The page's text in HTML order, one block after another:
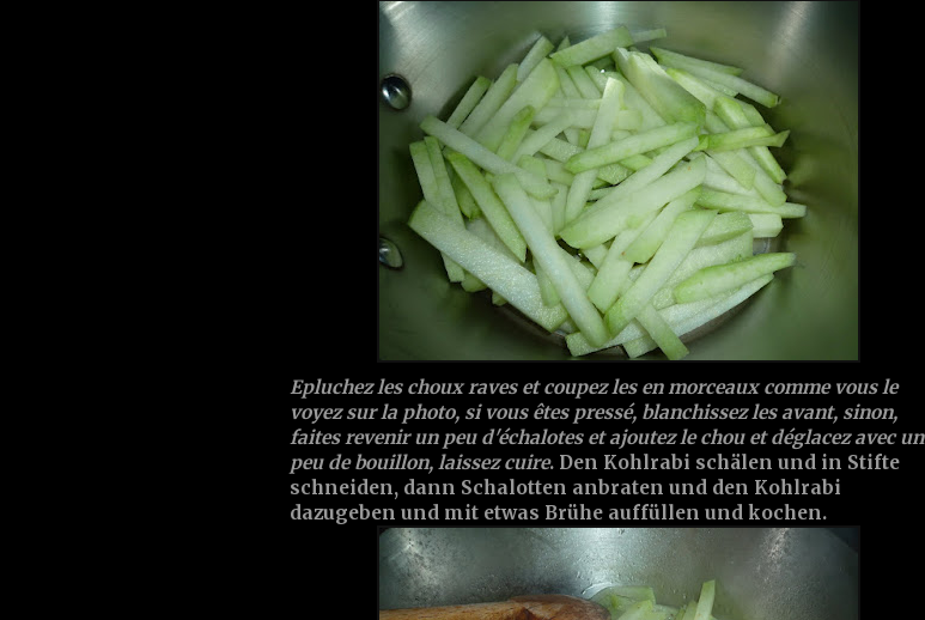
Epluchez les choux raves et coupez les en morceaux comme vous le
voyez sur la photo, si vous êtes pressé, blanchissez les avant, sinon,
faites revenir un peu d'échalotes et ajoutez le chou et déglacez avec un
peu de bouillon, laissez cuire. Den Kohlrabi schälen und in Stifte
schneiden, dann Schalotten anbraten und den Kohlrabi
dazugeben und mit etwas Brühe auffüllen und kochen.